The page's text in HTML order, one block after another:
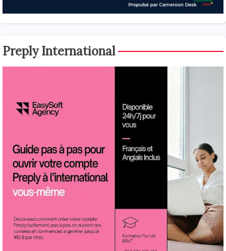
Preply International